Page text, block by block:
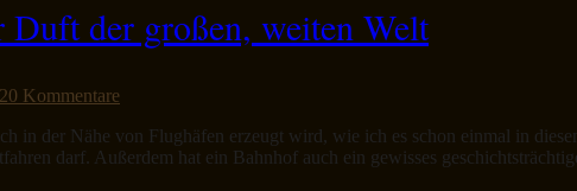
der großen, weiten Welt
20 Kommentare
in der Nähe von Flughäfen erzeugt wird, wie ich es schon einmal in
darf. Außerdem hat ein Bahnhof auch ein gewisses